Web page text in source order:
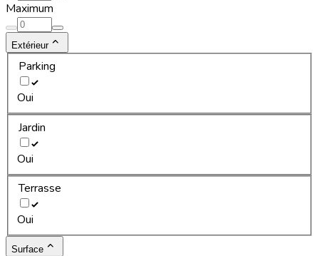
Maximum
Extérieur
Parking
Oui
Jardin
Oui
Terrasse
Oui
Surface